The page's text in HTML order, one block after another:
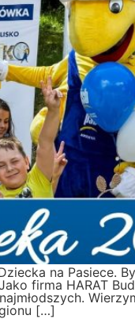
na Pasiece.
firma HARAT
[…]